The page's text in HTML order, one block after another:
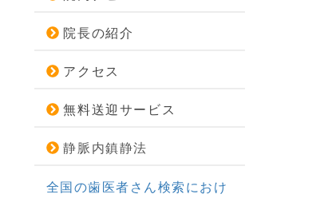
院長の紹介
アクセス
無料送迎サービス
静脈内鎮静法
全国の歯医者さん検索におけ